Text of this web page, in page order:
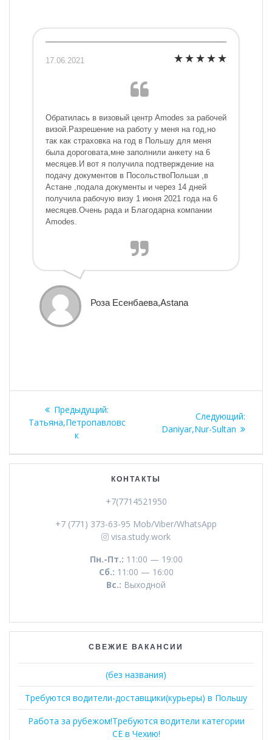
17.06.2021
Обратилась в визовый центр Amodes за рабочей
визой.Разрешение на работу у меня на год,но
так как страховка на год в Польшу для меня
была дороговата,мне заполнили анкету на 6
месяцев.И вот я получила подтверждение на
подачу документов в ПосольствоПольши ,в
Астане ,подала документы и через 14 дней
получила рабочую визу 1 июня 2021 года на 6
месяцев.Очень рада и Благодарна компании
Amodes.
Роза Есенбаева,Astana
Навигация
по
записям
Предыдущий:
запись:
Татьяна,Петропавловс
к
Следующий:
Daniyar,Nur-Sultan
КОНТАКТЫ
+7(7714521950
+7 (771) 373-63-95 Mob/Viber/WhatsApp
visa.study.work
Пн.-Пт.: 11:00 — 19:00
Сб.: 11:00 — 16:00
Вс.: Выходной
СВЕЖИЕ ВАКАНСИИ
(без названия)
Требуются водители-доставщики(курьеры) в Польшу
Работа за рубежом!Требуются водители категории
СЕ в Чехию!